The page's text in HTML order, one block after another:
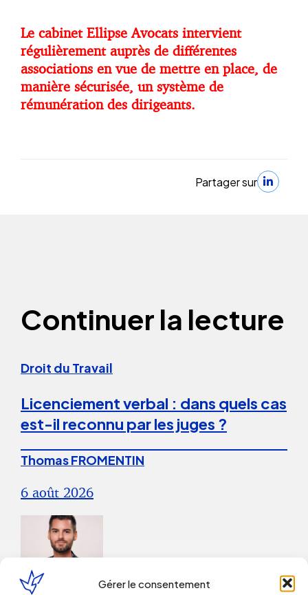
Gérer le consentement
Le cabinet Ellipse Avocats intervient
régulièrement auprès de différentes
associations en vue de mettre en place, de
manière sécurisée, un système de
rémunération des dirigeants.
Partager sur
Continuer la lecture
Droit du Travail
Licenciement verbal : dans quels cas
est-il reconnu par les juges ?
Thomas FROMENTIN
6 août 2026